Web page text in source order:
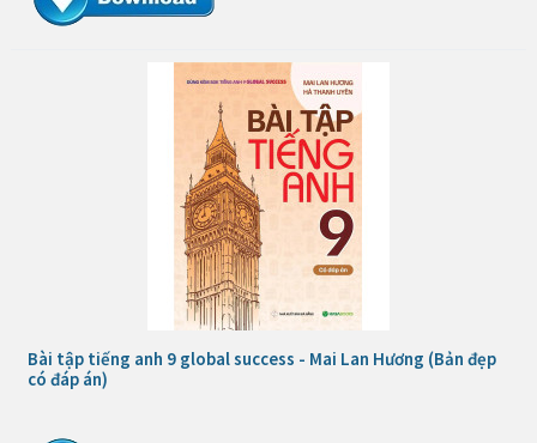
Bài tập tiếng anh 9 global success - Mai Lan Hương (Bản đẹp
có đáp án)